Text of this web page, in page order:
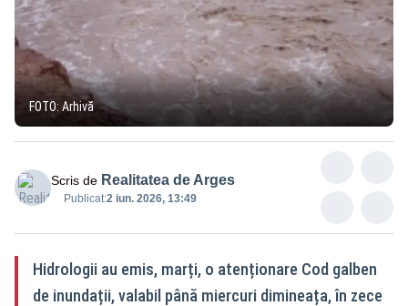
FOTO: Arhivă
Scris de Realitatea de Arges
Publicat:2 iun. 2026, 13:49
Hidrologii au emis, marți, o atenționare Cod galben
de inundații, valabil până miercuri dimineața, în zece